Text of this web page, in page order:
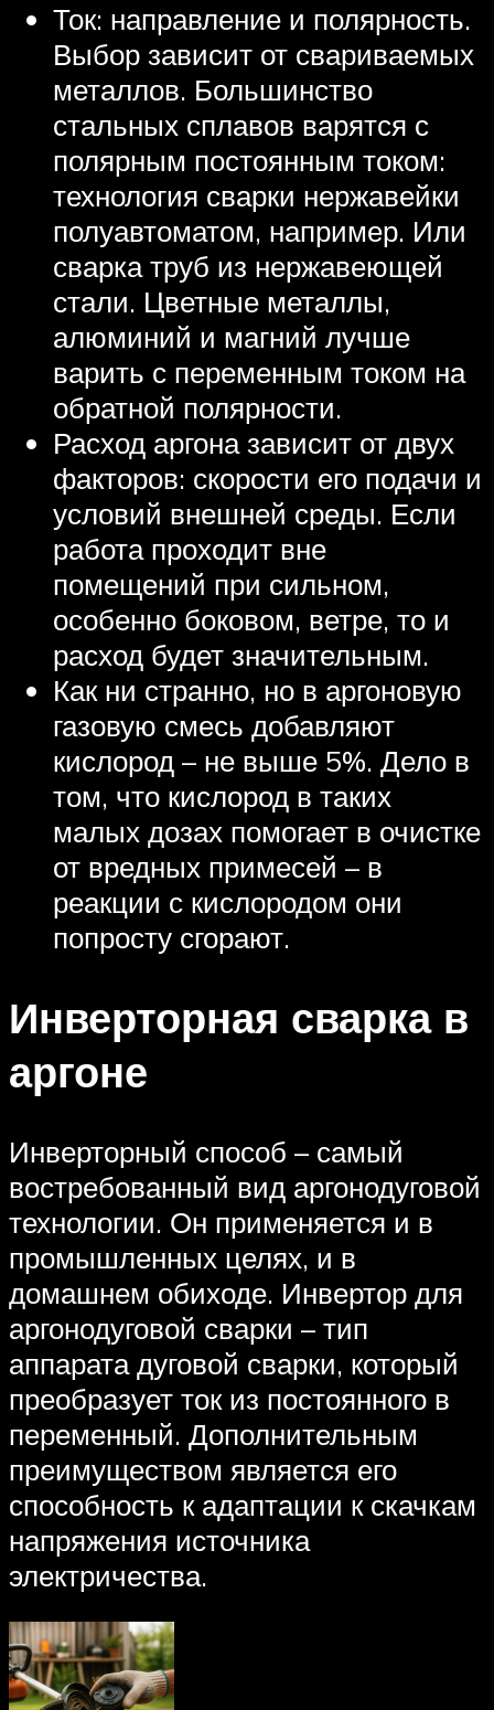
Ток: направление и полярность.
Выбор зависит от свариваемых
металлов. Большинство
стальных сплавов варятся с
полярным постоянным током:
технология сварки нержавейки
полуавтоматом, например. Или
сварка труб из нержавеющей
стали. Цветные металлы,
алюминий и магний лучше
варить с переменным током на
обратной полярности.
Расход аргона зависит от двух
факторов: скорости его подачи и
условий внешней среды. Если
работа проходит вне
помещений при сильном,
особенно боковом, ветре, то и
расход будет значительным.
Как ни странно, но в аргоновую
газовую смесь добавляют
кислород – не выше 5%. Дело в
том, что кислород в таких
малых дозах помогает в очистке
от вредных примесей – в
реакции с кислородом они
попросту сгорают.
Инверторная сварка в
аргоне
Инверторный способ – самый
востребованный вид аргонодуговой
технологии. Он применяется и в
промышленных целях, и в
домашнем обиходе. Инвертор для
аргонодуговой сварки – тип
аппарата дуговой сварки, который
преобразует ток из постоянного в
переменный. Дополнительным
преимуществом является его
способность к адаптации к скачкам
напряжения источника
электричества.